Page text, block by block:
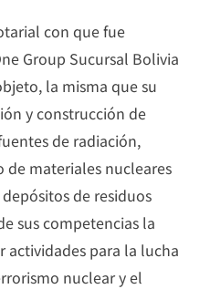
con que fue
Group Sucursal Bolivia
la misma que su
y construcción de
de radiación,
de materiales nucleares
de residuos
sus competencias la
actividades para la lucha
nuclear y el